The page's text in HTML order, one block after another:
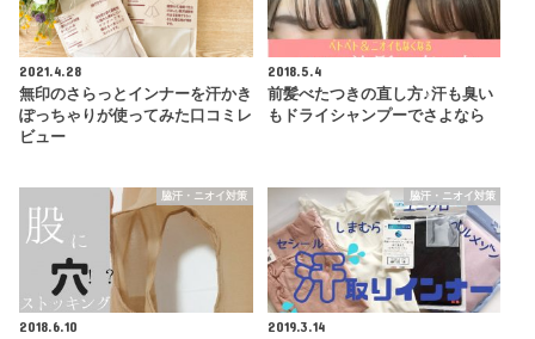
2021.4.28
無印のさらっとインナーを汗かき
ぽっちゃりが使ってみた口コミレ
ビュー
2018.5.4
前髪べたつきの直し方♪汗も臭い
もドライシャンプーでさよなら
脇汗・ニオイ対策
2018.6.10
脇汗・ニオイ対策
2019.3.14